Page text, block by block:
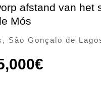
afstand van het
Mós
São Gonçalo de